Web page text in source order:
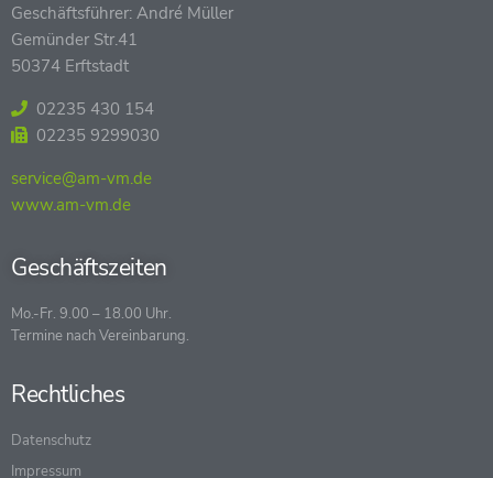
Geschäftsführer: André Müller
Gemünder Str.41
50374 Erftstadt
02235 430 154
02235 9299030
service@am-vm.de
www.am-vm.de
Geschäftszeiten
Mo.-Fr. 9.00 – 18.00 Uhr.
Termine nach Vereinbarung.
Rechtliches
Datenschutz
Impressum